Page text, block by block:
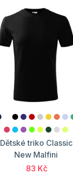
Dětské triko Classic
New Malfini
83 Kč